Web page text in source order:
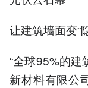
让建筑墙面变“
“全球95%的建
新材料有限公